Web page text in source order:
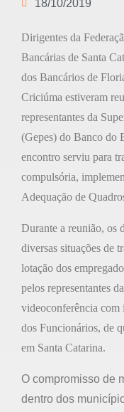
18/10/2019
Dirigentes da
Bancárias de Santa
dos Bancários de
Criciúma estiveram
representantes da
(Gepes) do Banco do
encontro serviu para
compulsória,
Adequação de
Durante a reunião, os
diversas situações de
lotação dos
pelos representantes
videoconferência com
dos Funcionários, de
em Santa Catarina.
O compromisso de
dentro dos